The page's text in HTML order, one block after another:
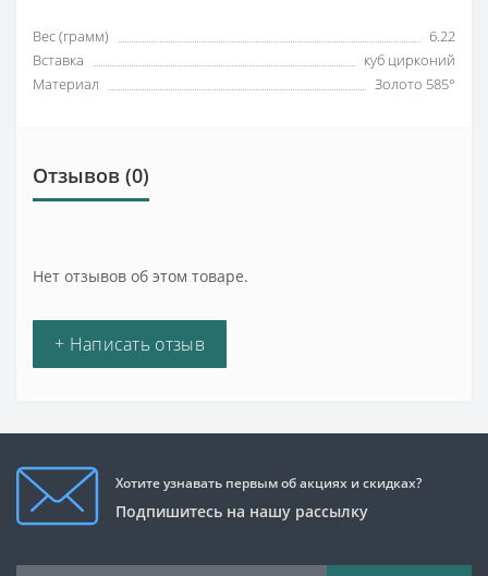
Вес (грамм)
6.22
Вставка
куб цирконий
Материал
Золото 585°
Отзывов (0)
Нет отзывов об этом товаре.
+ Написать отзыв
Хотите узнавать первым об акциях и скидках?
Подпишитесь на нашу рассылку